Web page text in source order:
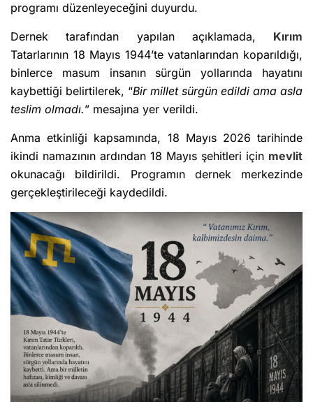
programı düzenleyeceğini duyurdu.
Dernek tarafından yapılan açıklamada, Kırım
Tatarlarının 18 Mayıs 1944’te vatanlarından koparıldığı,
binlerce masum insanın sürgün yollarında hayatını
kaybettiği belirtilerek, “Bir millet sürgün edildi ama asla
teslim olmadı.” mesajına yer verildi.
Anma etkinliği kapsamında, 18 Mayıs 2026 tarihinde
ikindi namazının ardından 18 Mayıs şehitleri için mevlit
okunacağı bildirildi. Programın dernek merkezinde
gerçekleştirileceği kaydedildi.